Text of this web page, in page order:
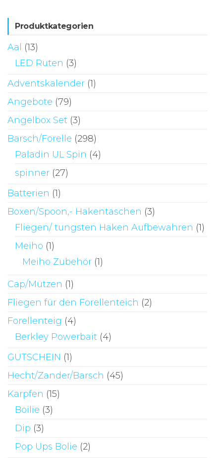
Produktkategorien
Aal (13)
LED Ruten (3)
Adventskalender (1)
Angebote (79)
Angelbox Set (3)
Barsch/Forelle (298)
Paladin UL Spin (4)
spinner (27)
Batterien (1)
Boxen/Spoon,- Hakentaschen (3)
Fliegen/ tungsten Haken Aufbewahren (1)
Meiho (1)
Meiho Zubehör (1)
Cap/Mützen (1)
Fliegen für den Forellenteich (2)
Forellenteig (4)
Berkley Powerbait (4)
GUTSCHEIN (1)
Hecht/Zander/Barsch (45)
Karpfen (15)
Boilie (3)
Dip (3)
Pop Ups Bolie (2)